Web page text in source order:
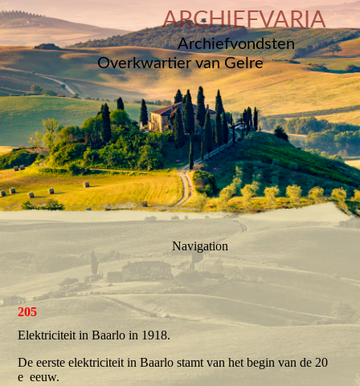
ARCHIEFVARIA
Archiefvondsten
Overkwartier van Gelre
Navigation
205
Elektriciteit in Baarlo in 1918.
De eerste elektriciteit in Baarlo stamt van het begin van de 20
e eeuw.